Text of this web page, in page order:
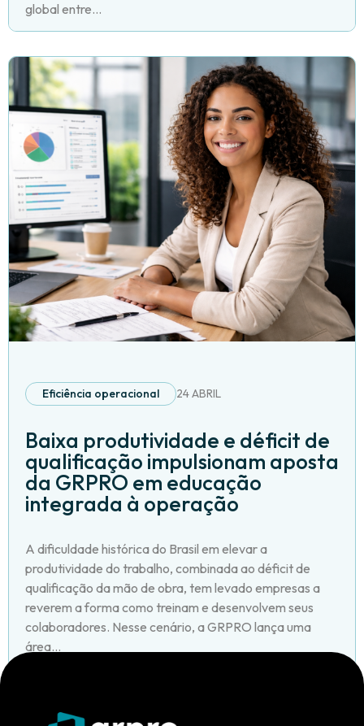
global entre...
Eficiência operacional 24 ABRIL
Baixa produtividade e déficit de
qualificação impulsionam aposta
da GRPRO em educação
integrada à operação
A dificuldade histórica do Brasil em elevar a
produtividade do trabalho, combinada ao déficit de
qualificação da mão de obra, tem levado empresas a
reverem a forma como treinam e desenvolvem seus
colaboradores. Nesse cenário, a GRPRO lança uma
área...